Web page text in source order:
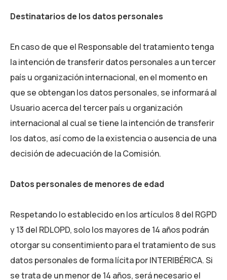
Destinatarios de los datos personales
En caso de que el Responsable del tratamiento tenga
la intención de transferir datos personales a un tercer
país u organización internacional, en el momento en
que se obtengan los datos personales, se informará al
Usuario acerca del tercer país u organización
internacional al cual se tiene la intención de transferir
los datos, así como de la existencia o ausencia de una
decisión de adecuación de la Comisión.
Datos personales de menores de edad
Respetando lo establecido en los artículos 8 del RGPD
y 13 del RDLOPD, solo los mayores de 14 años podrán
otorgar su consentimiento para el tratamiento de sus
datos personales de forma lícita porINTERIBÉRICA. Si
se trata de un menor de 14 años, será necesario el